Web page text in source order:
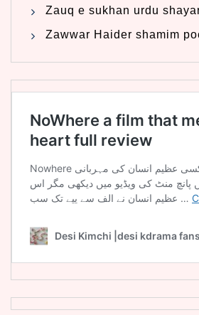
Zauq e sukhan urdu
Zawwar Haider shamim